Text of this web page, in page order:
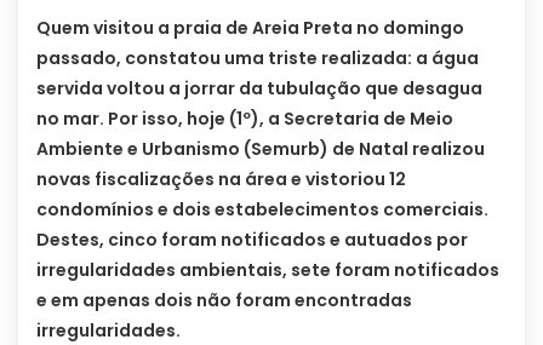
Quem visitou a praia de Areia Preta no domingo
passado, constatou uma triste realizada: a água
servida voltou a jorrar da tubulação que desagua
no mar. Por isso, hoje (1º), a Secretaria de Meio
Ambiente e Urbanismo (Semurb) de Natal realizou
novas fiscalizações na área e vistoriou 12
condomínios e dois estabelecimentos comerciais.
Destes, cinco foram notificados e autuados por
irregularidades ambientais, sete foram notificados
e em apenas dois não foram encontradas
irregularidades.